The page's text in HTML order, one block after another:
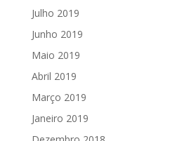
Julho 2019
Junho 2019
Maio 2019
Abril 2019
Março 2019
Janeiro 2019